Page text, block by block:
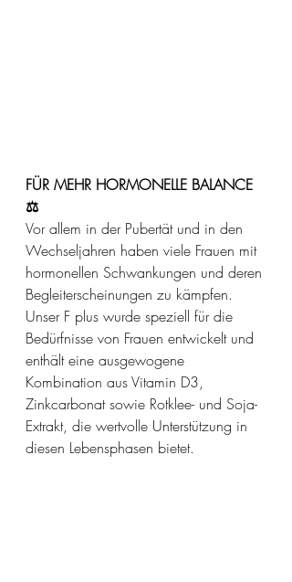
FÜR MEHR HORMONELLE BALANCE
⚖️
Vor allem in der Pubertät und in den
Wechseljahren haben viele Frauen mit
hormonellen Schwankungen und deren
Begleiterscheinungen zu kämpfen.
Unser F plus wurde speziell für die
Bedürfnisse von Frauen entwickelt und
enthält eine ausgewogene
Kombination aus Vitamin D3,
Zinkcarbonat sowie Rotklee- und Soja-
Extrakt, die wertvolle Unterstützung in
diesen Lebensphasen bietet.